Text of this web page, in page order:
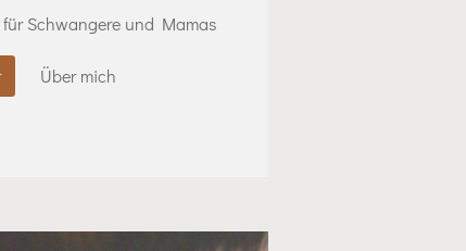
für Schwangere und Mamas
Über mich